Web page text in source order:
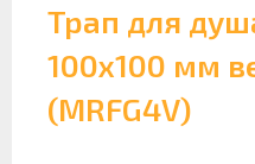
Трап для
100х100 мм
(MRFG4V)